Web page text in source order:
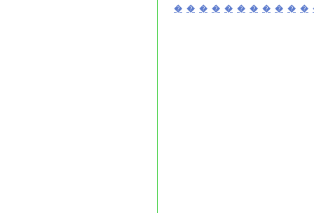
� � � � � � � � � � �